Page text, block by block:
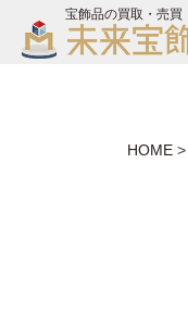
宝飾品の買取・売買
HOME >